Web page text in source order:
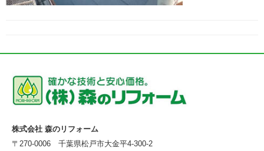
株式会社 森のリフォーム
〒270-0006 千葉県松戸市大金平4-300-2